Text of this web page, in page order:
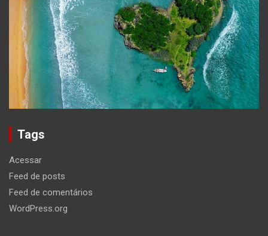
Tags
Acessar
Feed de posts
Feed de comentários
WordPress.org